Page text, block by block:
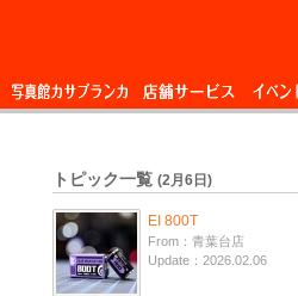
写真館カサブランカ 店舗サービス イベント
トピック一覧 (2月6日)
EI 800T
From：青葉台店
Update：2026.02.06